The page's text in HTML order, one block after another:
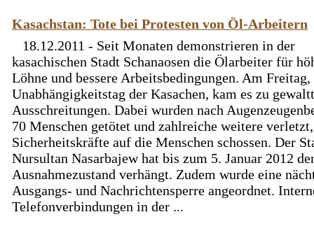
Kasachstan: Tote bei Protesten von Öl-Arbeitern
18.12.2011 - Seit Monaten demonstrieren in der
kasachischen Stadt Schanaosen die Ölarbeiter für
Löhne und bessere Arbeitsbedingungen. Am Freitag,
Unabhängigkeitstag der Kasachen, kam es zu
Ausschreitungen. Dabei wurden nach
70 Menschen getötet und zahlreiche weitere
Sicherheitskräfte auf die Menschen schossen. Der
Nursultan Nasarbajew hat bis zum 5. Januar 2012
Ausnahmezustand verhängt. Zudem wurde eine
Ausgangs- und Nachrichtensperre angeordnet.
Telefonverbindungen in der ...